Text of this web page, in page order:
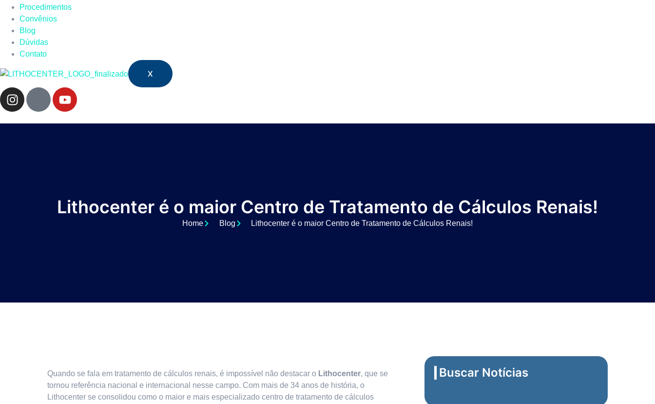
Procedimentos
Convênios
Blog
Dúvidas
Contato
X
Lithocenter é o maior Centro de Tratamento de Cálculos Renais!
Home Blog Lithocenter é o maior Centro de Tratamento de Cálculos Renais!
Quando se fala em tratamento de cálculos renais, é impossível não destacar o Lithocenter, que se
tornou referência nacional e internacional nesse campo. Com mais de 34 anos de história, o
Lithocenter se consolidou como o maior e mais especializado centro de tratamento de cálculos
Buscar Notícias